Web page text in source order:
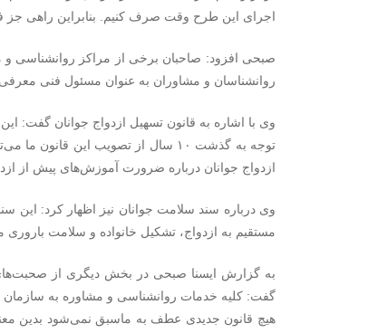
اجرای این طرح وقت صرف کنیم. بنابراین راهی جز
صبحی افزود: صاحبان برخی از مراکز روانشناسی و
روانشناسان و مشاوران به عنوان مسئول فنی معرفی
ازدواج جوانان درباره ضرورت آموزش‌های پیش از
مستقیم به ازدواج، تشکیل خانواده و سلامت
به گزارش ایسنا صبحی در بخش دیگری از
گفت: کلیه خدمات روانشناسی و مشاوره به سازمان
هیچ قانون جدیدی عطف به ماسبق نمی‌شود بدین